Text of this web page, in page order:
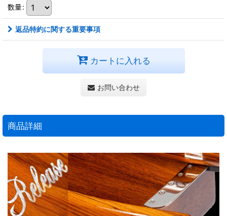
数量:
返品特約に関する重要事項
カートに入れる
お問い合わせ
商品詳細